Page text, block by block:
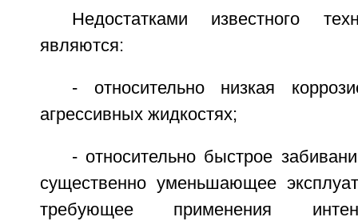
Недостатками известного
являются:
- относительно низкая
агрессивных жидкостях;
- относительно быстрое
существенно уменьшающее
требующее применения